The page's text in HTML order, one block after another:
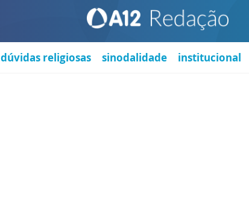
dúvidas religiosas sinodalidade institucional